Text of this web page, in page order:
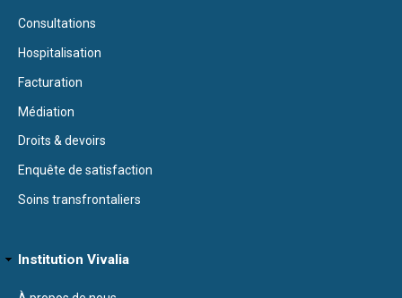
Consultations
Hospitalisation
Facturation
Médiation
Droits & devoirs
Enquête de satisfaction
Soins transfrontaliers
Institution Vivalia